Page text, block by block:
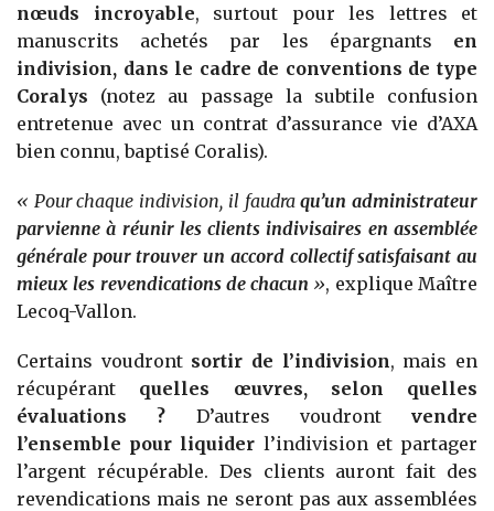
nœuds incroyable, surtout pour les lettres et
manuscrits achetés par les épargnants en
indivision, dans le cadre de conventions de type
Coralys (notez au passage la subtile confusion
entretenue avec un contrat d’assurance vie d’AXA
bien connu, baptisé Coralis).
« Pour chaque indivision, il faudraqu’un administrateur
parvienne à réunir les clients indivisaires en assemblée
générale pour trouver un accord collectif satisfaisant au
mieux les revendications de chacun », explique Maître
Lecoq-Vallon.
Certains voudront sortir de l’indivision, mais en
récupérant quelles œuvres, selon quelles
évaluations ? D’autres voudront vendre
l’ensemble pour liquider l’indivision et partager
l’argent récupérable. Des clients auront fait des
revendications mais ne seront pas aux assemblées